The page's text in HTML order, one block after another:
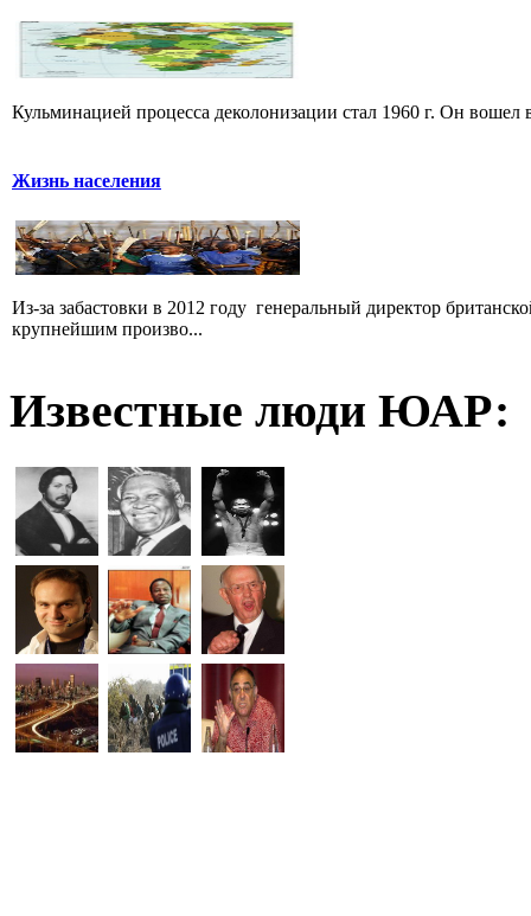
Кульминацией процесса деколонизации стал 1960 г. Он
Жизнь населения
Из-за забастовки в 2012 году генеральный директор
крупнейшим произво...
Известные люди ЮАР: